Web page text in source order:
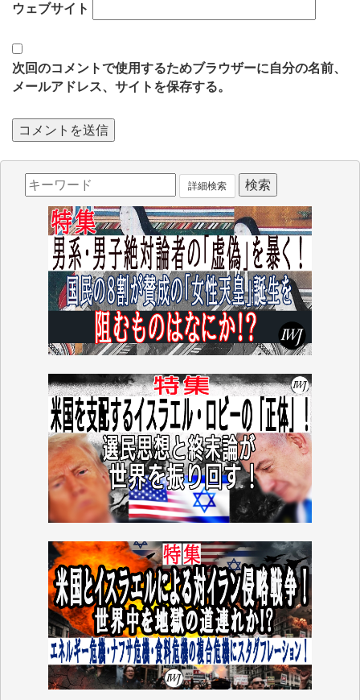
ウェブサイト
次回のコメントで使用するためブラウザーに自分の名前、
メールアドレス、サイトを保存する。
詳細検索